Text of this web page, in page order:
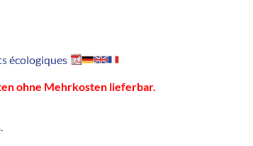
écologiques
ohne Mehrkosten lieferbar.
.